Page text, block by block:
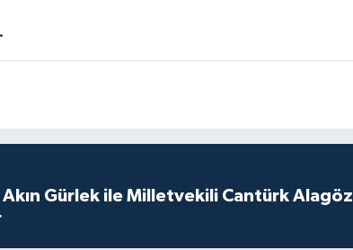
Akın Gürlek ile Milletvekili Cantürk Alagöz